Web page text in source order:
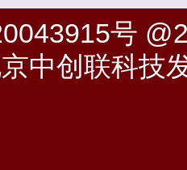
号
中创联科技